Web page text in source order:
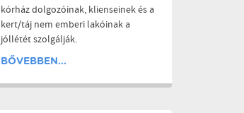
kórház dolgozóinak, klienseinek és a
kert/táj nem emberi lakóinak a
jóllétét szolgálják.
BŐVEBBEN...